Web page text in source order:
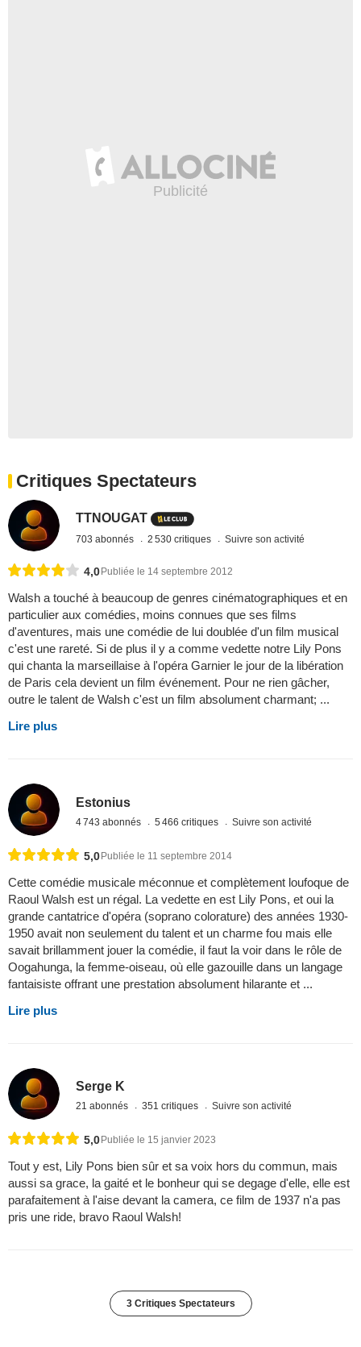
Critiques Spectateurs
TTNOUGAT
703 abonnés 2 530 critiques Suivre son activité
4,0 Publiée le 14 septembre 2012
Walsh a touché à beaucoup de genres cinématographiques et en
particulier aux comédies, moins connues que ses films
d'aventures, mais une comédie de lui doublée d'un film musical
c'est une rareté. Si de plus il y a comme vedette notre Lily Pons
qui chanta la marseillaise à l'opéra Garnier le jour de la libération
de Paris cela devient un film événement. Pour ne rien gâcher,
outre le talent de Walsh c'est un film absolument charmant; ...
Lire plus
Estonius
4 743 abonnés 5 466 critiques Suivre son activité
5,0Publiée le 11 septembre 2014
Cette comédie musicale méconnue et complètement loufoque de
Raoul Walsh est un régal. La vedette en est Lily Pons, et oui la
grande cantatrice d'opéra (soprano colorature) des années 1930-
1950 avait non seulement du talent et un charme fou mais elle
savait brillamment jouer la comédie, il faut la voir dans le rôle de
Oogahunga, la femme-oiseau, où elle gazouille dans un langage
fantaisiste offrant une prestation absolument hilarante et ...
Lire plus
Serge K
21 abonnés 351 critiques Suivre son activité
5,0Publiée le 15 janvier 2023
Tout y est, Lily Pons bien sûr et sa voix hors du commun, mais
aussi sa grace, la gaité et le bonheur qui se degage d'elle, elle est
parafaitement à l'aise devant la camera, ce film de 1937 n'a pas
pris une ride, bravo Raoul Walsh!
3 Critiques Spectateurs